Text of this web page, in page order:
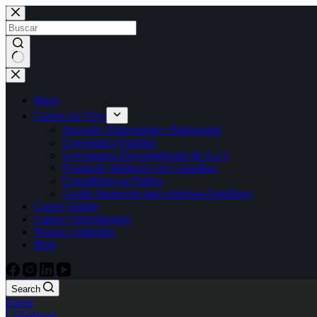
Início
Cursos Ao Vivo
Sucessão Empresarial e Patrimonial
Governança Familiar
Governança Descomplicada de A a Z
Formação Mulheres em Conselhos
Conselheiro na Prática
Gestão financeira para empresas familiares
Cursos Online
Cursos Customizados
Nossos conteúdos
Blog
Search
Entrar